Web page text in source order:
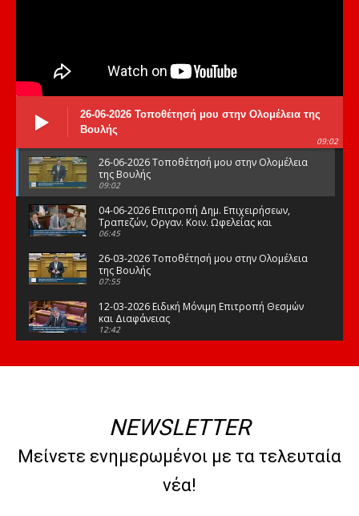
26-06-2026 Τοποθέτησή μου στην Ολομέλεια της
Βουλής
09:02
26-06-2026 Τοποθέτησή μου στην Ολομέλεια
της Βουλής
09:02
04-06-2026 Επιτροπή Δημ. Επιχειρήσεων,
Τραπεζών, Οργαν. Κοιν. Ωφελείας και
Φορέων Κοινων. Ασφάλισης
06:45
26-03-2026 Τοποθέτησή μου στην Ολομέλεια
της Βουλής
07:55
12-03-2026 Ειδική Μόνιμη Επιτροπή Θεσμών
και Διαφάνειας
12:42
της Βουλής
08:47
10-02-2026 Διαρκής Επιτροπή Μορφωτικών
Υποθέσεων
NEWSLETTER
Μείνετε ενημερωμένοι με τα τελευταία
νέα!